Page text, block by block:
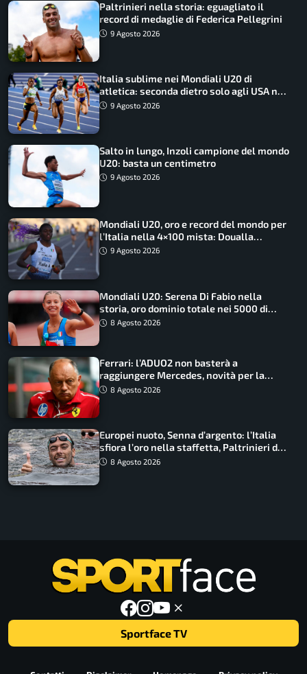
Paltrinieri nella storia: eguagliato il
record di medaglie di Federica Pellegrini
9 Agosto 2026
Italia sublime nei Mondiali U20 di
atletica: seconda dietro solo agli USA nel
medagliere
9 Agosto 2026
Salto in lungo, Inzoli campione del mondo
U20: basta un centimetro
9 Agosto 2026
Mondiali U20, oro e record del mondo per
l’Italia nella 4×100 mista: Doualla
straordinaria
9 Agosto 2026
Mondiali U20: Serena Di Fabio nella
storia, oro dominio totale nei 5000 di
marcia
8 Agosto 2026
Ferrari: l’ADUO2 non basterà a
raggiungere Mercedes, novità per la
Macarena
8 Agosto 2026
Europei nuoto, Senna d’argento: l’Italia
sfiora l’oro nella staffetta, Paltrinieri da
urlo, il bilancio azzurro
8 Agosto 2026
Sportface TV